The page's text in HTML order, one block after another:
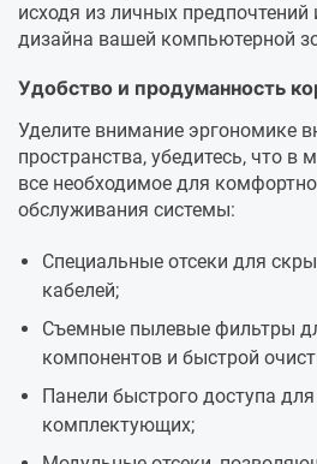
исходя из личных предпочтений
дизайна вашей компьютерной
Удобство и продуманность
Уделите внимание эргономике
пространства, убедитесь, что в
все необходимое для
обслуживания системы:
Специальные отсеки для
кабелей;
Съемные пылевые фильтры
компонентов и быстрой
Панели быстрого доступа
комплектующих;